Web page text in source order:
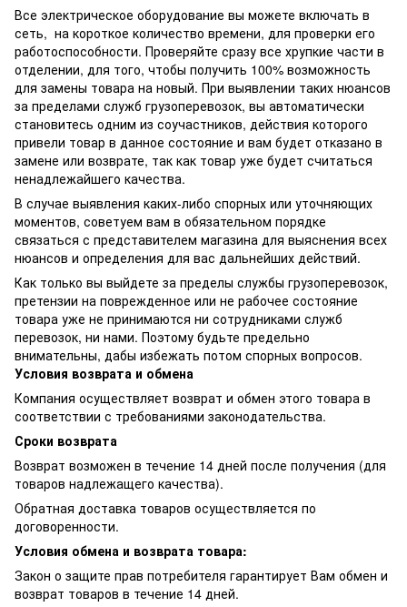
Все электрическое оборудование вы можете включать в
сеть, на короткое количество времени, для проверки его
работоспособности. Проверяйте сразу все хрупкие части в
отделении, для того, чтобы получить 100% возможность
для замены товара на новый. При выявлении таких нюансов
за пределами служб грузоперевозок, вы автоматически
становитесь одним из соучастников, действия которого
привели товар в данное состояние и вам будет отказано в
замене или возврате, так как товар уже будет считаться
ненадлежайшего качества.
В случае выявления каких-либо спорных или уточняющих
моментов, советуем вам в обязательном порядке
связаться с представителем магазина для выяснения всех
нюансов и определения для вас дальнейших действий.
Как только вы выйдете за пределы службы грузоперевозок,
претензии на поврежденное или не рабочее состояние
товара уже не принимаются ни сотрудниками служб
перевозок, ни нами. Поэтому будьте предельно
внимательны, дабы избежать потом спорных вопросов.
Условия возврата и обмена
Компания осуществляет возврат и обмен этого товара в
соответствии с требованиями законодательства.
Сроки возврата
Возврат возможен в течение 14 дней после получения (для
товаров надлежащего качества).
Обратная доставка товаров осуществляется по
договоренности.
Условия обмена и возврата товара:
Закон о защите прав потребителя гарантирует Вам обмен и
возврат товаров в течение 14 дней.